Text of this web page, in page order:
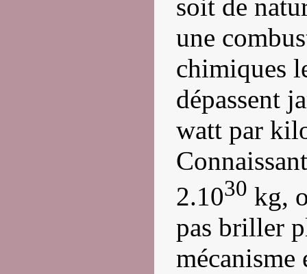
soit de
une
chimiques
dépassent
watt par
2.1030 kg,
pas briller
mécanisme